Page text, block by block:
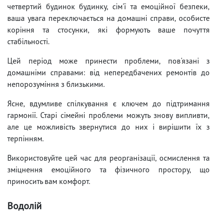
четвертий будинок будинку, сім'ї та емоційної безпеки,
ваша увага переключається на домашні справи, особисте
коріння та стосунки, які формують ваше почуття
стабільності.
Цей період може принести проблеми, пов'язані з
домашніми справами: від непередбачених ремонтів до
непорозуміння з близькими.
Ясне, вдумливе спілкування є ключем до підтримання
гармонії. Старі сімейні проблеми можуть знову випливти,
але це можливість звернутися до них і вирішити їх з
терпінням.
Використовуйте цей час для реорганізації, осмислення та
зміцнення емоційного та фізичного простору, що
приносить вам комфорт.
Водолій